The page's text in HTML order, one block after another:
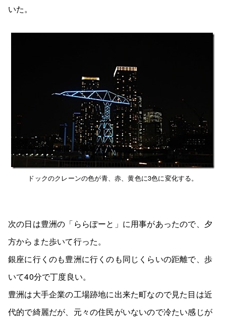
いた。
ドックのクレーンの色が青、赤、黄色に3色に変化する。
次の日は豊洲の「ららぽーと」に用事があったので、夕
方からまた歩いて行った。
銀座に行くのも豊洲に行くのも同じくらいの距離で、歩
いて40分で丁度良い。
豊洲は大手企業の工場跡地に出来た町なので見た目は近
代的で綺麗だが、元々の住民がいないので冷たい感じが